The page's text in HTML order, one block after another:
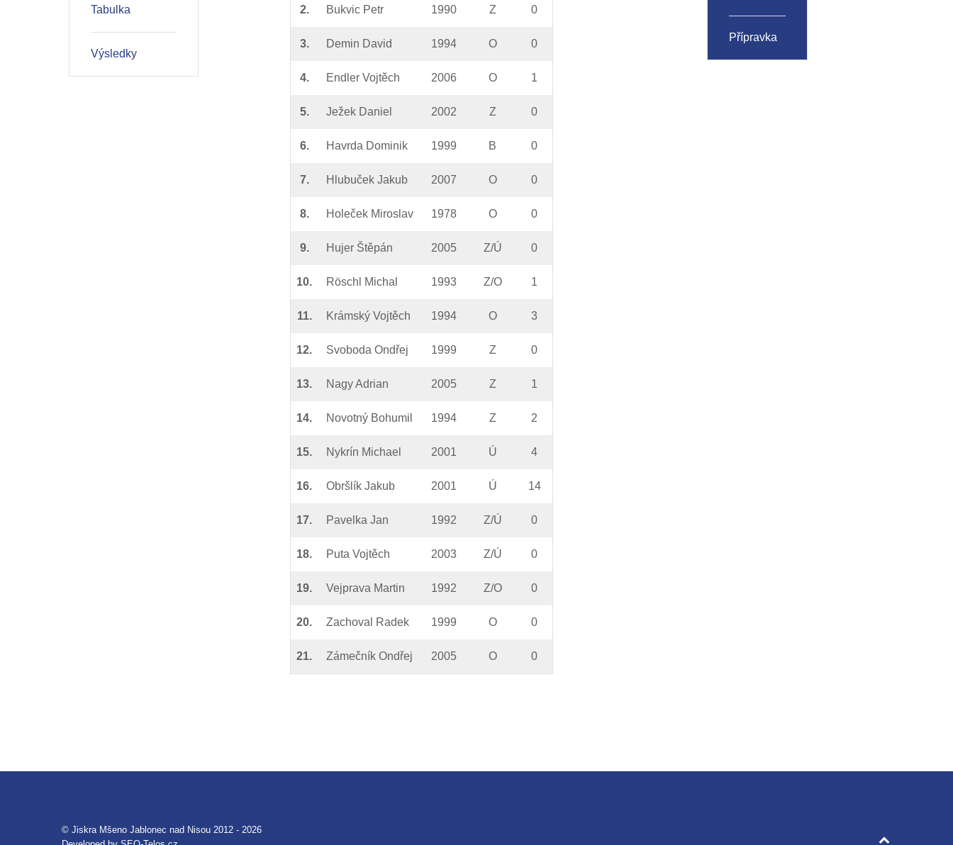
Tabulka
Výsledky
2. Bukvic Petr 1990 Z 0
3. Demin David 1994 O 0
4. Endler Vojtěch 2006 O 1
5. Ježek Daniel 2002 Z 0
6. Havrda Dominik 1999 B 0
7. Hlubuček Jakub 2007 O 0
8. Holeček Miroslav 1978 O 0
9. Hujer Štěpán 2005 Z/Ú 0
10. Röschl Michal 1993 Z/O 1
11. Krámský Vojtěch 1994 O 3
12. Svoboda Ondřej 1999 Z 0
13. Nagy Adrian 2005 Z 1
14. Novotný Bohumil 1994 Z 2
15. Nykrín Michael 2001 Ú 4
16. Obršlík Jakub 2001 Ú 14
17. Pavelka Jan 1992 Z/Ú 0
18. Puta Vojtěch 2003 Z/Ú 0
19. Vejprava Martin 1992 Z/O 0
20. Zachoval Radek 1999 O 0
21. Zámečník Ondřej 2005 O 0
Přípravka
© Jiskra Mšeno Jablonec nad Nisou 2012 - 2026